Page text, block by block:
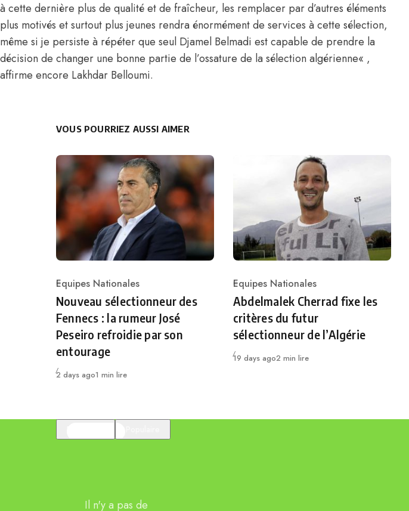
à cette dernière plus de qualité et de fraîcheur, les remplacer par d’autres éléments
plus motivés et surtout plus jeunes rendra énormément de services à cette sélection,
même si je persiste à répéter que seul Djamel Belmadi est capable de prendre la
décision de changer une bonne partie de l’ossature de la sélection algérienne« ,
affirme encore Lakhdar Belloumi.
VOUS POURRIEZ AUSSI AIMER
Category
Equipes Nationales
Nouveau sélectionneur des
Fennecs : la rumeur José
Peseiro refroidie par son
entourage
Publié
2 days ago1 min lire
Category
Equipes Nationales
Abdelmalek Cherrad fixe les
critères du futur
sélectionneur de l’Algérie
Publié
19 days ago2 min lire
Il n'y a pas de